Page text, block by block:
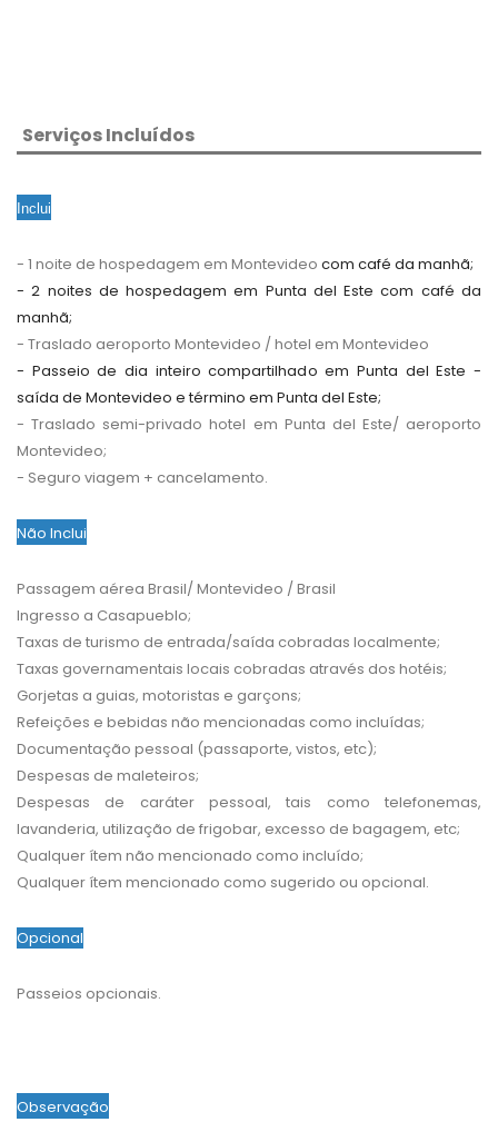
Serviços Incluídos
Inclui
- 1 noite de hospedagem em Montevideo com café da manhã;
- 2 noites de hospedagem em Punta del Este com café da
manhã;
- Traslado aeroporto Montevideo / hotel em Montevideo
- Passeio de dia inteiro compartilhado em Punta del Este -
saída de Montevideo e término em Punta del Este;
- Traslado semi-privado hotel em Punta del Este/ aeroporto
Montevideo;
- Seguro viagem + cancelamento.
Não Inclui
Passagem aérea Brasil/ Montevideo / Brasil
Ingresso a Casapueblo;
Taxas de turismo de entrada/saída cobradas localmente;
Taxas governamentais locais cobradas através dos hotéis;
Gorjetas a guias, motoristas e garçons;
Refeições e bebidas não mencionadas como incluídas;
Documentação pessoal (passaporte, vistos, etc);
Despesas de maleteiros;
Despesas de caráter pessoal, tais como telefonemas,
lavanderia, utilização de frigobar, excesso de bagagem, etc;
Qualquer ítem não mencionado como incluído;
Qualquer ítem mencionado como sugerido ou opcional.
Opcional
Passeios opcionais.
Observação